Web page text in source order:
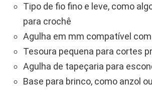
Tipo de fio fino e leve, como
para crochê
Agulha em mm compatível
Tesoura pequena para cortes
Agulha de tapeçaria para
Base para brinco, como anzol